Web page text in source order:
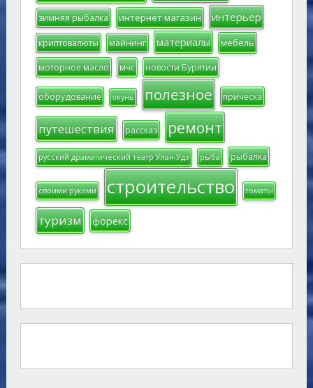
зимняя рыбалка интернет магазин интерьер
криптовалюты майнинг материалы мебель
моторное масло мчс новости Бурятии
оборудование окунь полезное прическа
путешествия рассказ ремонт
русский драматический театр Улан-Удэ рыба рыбалка
своими руками строительство томаты
туризм форекс